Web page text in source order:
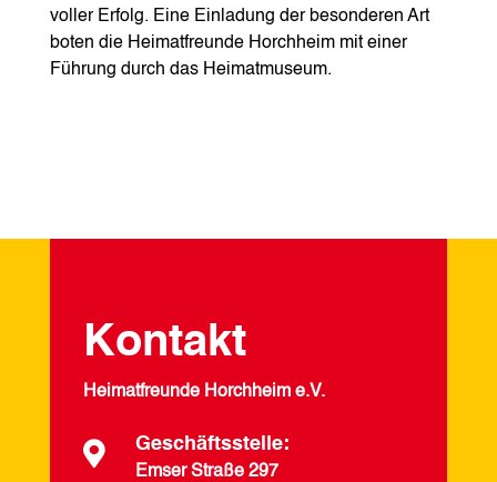
voller Erfolg. Eine Einladung der besonderen Art
boten die Heimatfreunde Horchheim mit einer
Führung durch das Heimatmuseum.
Kontakt
Heimatfreunde Horchheim e.V.
 Geschäftsstelle:
Emser Straße 297